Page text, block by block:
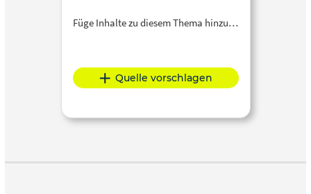
Füge Inhalte zu diesem Thema hinzu…
Quelle vorschlagen